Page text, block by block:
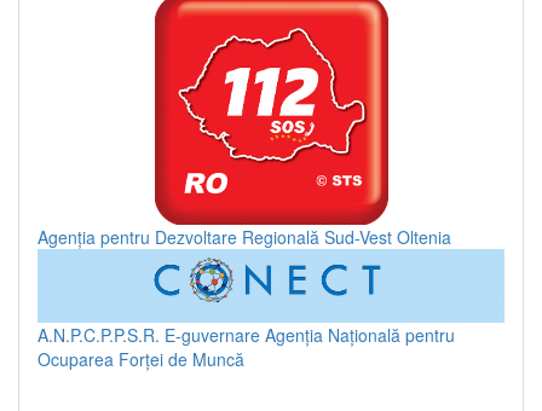
Agenția pentru Dezvoltare Regională Sud-Vest Oltenia
A.N.P.C.P.P.S.R. E-guvernare Agenția Națională pentru
Ocuparea Forței de Muncă